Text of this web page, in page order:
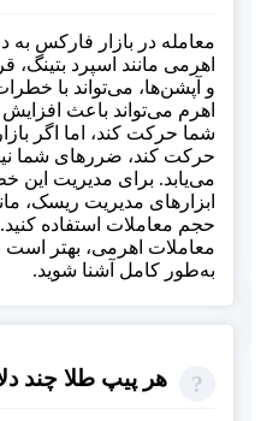
معامله در بازار فارکس به
و آپشن‌ها، می‌تواند با
اهرم می‌تواند باعث
شما حرکت کند، اما اگر
حرکت کند، ضررهای شما
می‌یابد. برای مدیریت این
ابزارهای مدیریت ریسک،
حجم معاملات استفاده
معاملات اهرمی، بهتر است
به‌طور کامل آشنا شوید.
هر پیپ طلا چند